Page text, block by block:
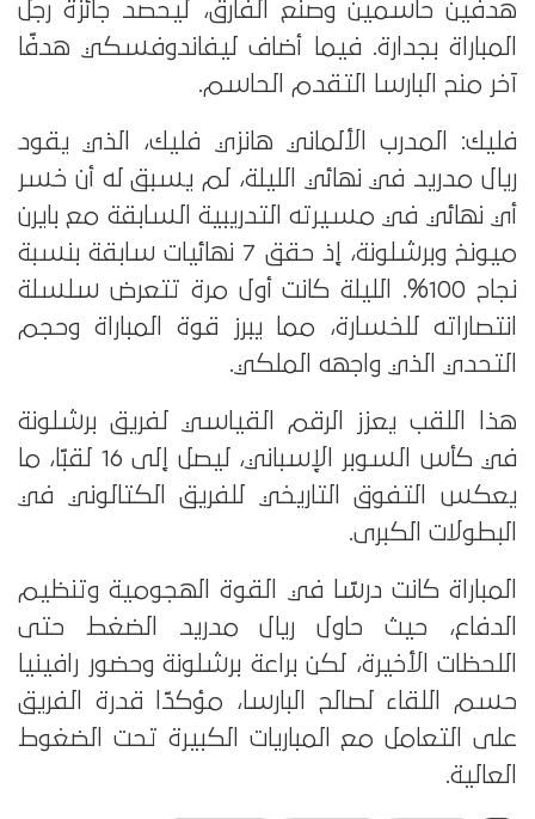
هدفين حاسمين وصنع الفارق، ليحصد جائزة رجل
المباراة بجدارة. فيما أضاف ليفاندوفسكي هدفًا
آخر منح البارسا التقدم الحاسم.
فليك: المدرب الألماني هانزي فليك، الذي يقود
ريال مدريد في نهائي الليلة، لم يسبق له أن خسر
أي نهائي في مسيرته التدريبية السابقة مع بايرن
ميونخ وبرشلونة، إذ حقق 7 نهائيات سابقة بنسبة
نجاح 100%. الليلة كانت أول مرة تتعرض سلسلة
انتصاراته للخسارة، مما يبرز قوة المباراة وحجم
التحدي الذي واجهه الملكي.
هذا اللقب يعزز الرقم القياسي لفريق برشلونة
في كأس السوبر الإسباني، ليصل إلى 16 لقبًا، ما
يعكس التفوق التاريخي للفريق الكتالوني في
البطولات الكبرى.
المباراة كانت درسًا في القوة الهجومية وتنظيم
الدفاع، حيث حاول ريال مدريد الضغط حتى
اللحظات الأخيرة، لكن براعة برشلونة وحضور رافينيا
حسم اللقاء لصالح البارسا، مؤكدًا قدرة الفريق
على التعامل مع المباريات الكبيرة تحت الضغوط
العالية.